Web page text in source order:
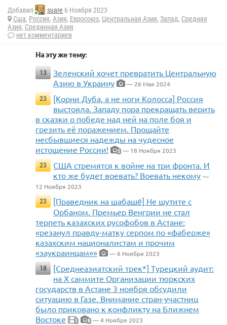
Добавил suare 6 Ноября 2023
Сша, Россия, Азия, Евросоюз, Центральная Азия, Запад, Средняя
Азия, Срединная Азия
нет комментариев
На эту же тему:
13
Зеленский хочет превратить Центральную
Азию в Украину
— 26 Мая 2024
23
[Корни Дуба, а не ноги Колосса] Россия
выстояла. Западу пора прекращать верить
в сказки о победе над ней на поле боя и
грезить её поражением. Прощайте
несбывшиеся надежды на чудесное
истощение России!
2 — 18 Ноября 2023
23
США стремятся к войне на три фронта. И
кто же будет воевать? Воевать некому —
12 Ноября 2023
23
[Праведник на шабаше́] Не шутите с
Орбаном. Премьер Венгрии не стал
терпеть казахских русофобов в Астане:
«резанул правду-матку серпом по «фаберже»
казахским националистам и прочим
«заукраинцам»»
— 6 Ноября 2023
18
[Среднеазиатский трек*] Турецкий аудит:
на X саммите Организации тюркских
государств в Астане 3 ноября обсудили
ситуацию в Газе. Внимание стран-участниц
было приковано к конфликту на Ближнем
Востоке
2 8 — 4 Ноября 2023